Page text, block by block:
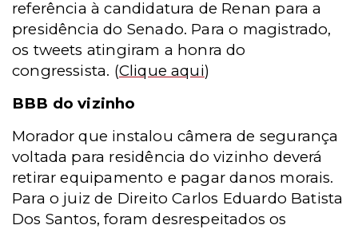
referência à candidatura de Renan para a
presidência do Senado. Para o magistrado,
os tweets atingiram a honra do
congressista. (Clique aqui)
BBB do vizinho
Morador que instalou câmera de segurança
voltada para residência do vizinho deverá
retirar equipamento e pagar danos morais.
Para o juiz de Direito Carlos Eduardo Batista
Dos Santos, foram desrespeitados os